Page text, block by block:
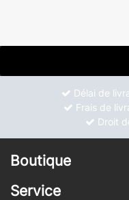
Délai de
Frais de
Droit
Boutique
Service